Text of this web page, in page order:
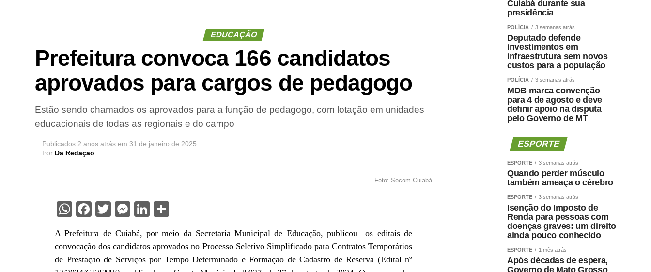
EDUCAÇÃO
Prefeitura convoca 166 candidatos
aprovados para cargos de pedagogo
Estão sendo chamados os aprovados para a função de pedagogo, com lotação em unidades
educacionais de todas as regionais e do campo
Publicados 2 anos atrás em 31 de janeiro de 2025
Por Da Redação
Foto: Secom-Cuiabá
WhatsApp
Facebook
TwitterMessenger
LinkedIn
A Prefeitura de Cuiabá, por meio da Secretaria Municipal de Educação, publicou os editais de
convocação dos candidatos aprovados no Processo Seletivo Simplificado para Contratos Temporários
de Prestação de Serviços por Tempo Determinado e Formação de Cadastro de Reserva (Edital nº
Cuiabá durante sua
presidência
POLÍCIA 3 semanas atrás
Deputado defende
investimentos em
infraestrutura sem novos
custos para a população
POLÍCIA 3 semanas atrás
MDB marca convenção
para 4 de agosto e deve
definir apoio na disputa
pelo Governo de MT
ESPORTE
ESPORTE 3 semanas atrás
Quando perder músculo
também ameaça o cérebro
ESPORTE 3 semanas atrás
Isenção do Imposto de
Renda para pessoas com
doenças graves: um direito
ainda pouco conhecido
ESPORTE 1 mês atrás
Após décadas de espera,
Governo de Mato Grosso